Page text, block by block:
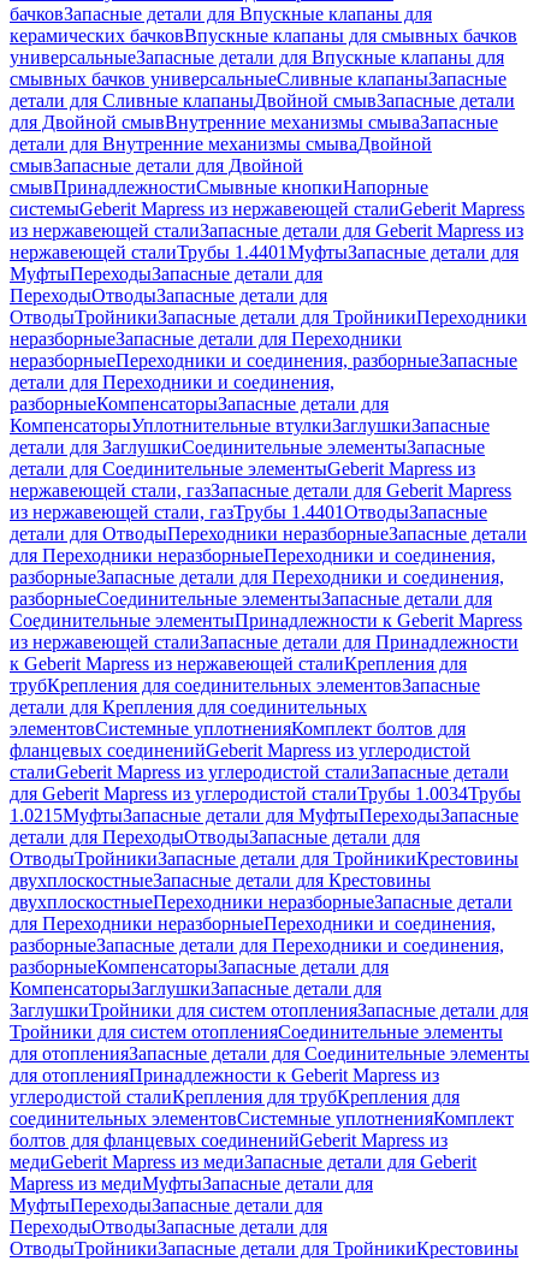
бачковЗапасные детали для Впускные клапаны для
керамических бачковВпускные клапаны для смывных бачков
универсальныеЗапасные детали для Впускные клапаны для
смывных бачков универсальныеСливные клапаныЗапасные
детали для Сливные клапаныДвойной смывЗапасные детали
для Двойной смывВнутренние механизмы смываЗапасные
детали для Внутренние механизмы смываДвойной
смывЗапасные детали для Двойной
смывПринадлежностиСмывные кнопкиНапорные
системыGeberit Mapress из нержавеющей сталиGeberit Mapress
из нержавеющей сталиЗапасные детали для Geberit Mapress из
нержавеющей сталиТрубы 1.4401МуфтыЗапасные детали для
МуфтыПереходыЗапасные детали для
ПереходыОтводыЗапасные детали для
ОтводыТройникиЗапасные детали для ТройникиПереходники
неразборныеЗапасные детали для Переходники
неразборныеПереходники и соединения, разборныеЗапасные
детали для Переходники и соединения,
разборныеКомпенсаторыЗапасные детали для
КомпенсаторыУплотнительные втулкиЗаглушкиЗапасные
детали для ЗаглушкиСоединительные элементыЗапасные
детали для Соединительные элементыGeberit Mapress из
нержавеющей стали, газЗапасные детали для Geberit Mapress
из нержавеющей стали, газТрубы 1.4401ОтводыЗапасные
детали для ОтводыПереходники неразборныеЗапасные детали
для Переходники неразборныеПереходники и соединения,
разборныеЗапасные детали для Переходники и соединения,
разборныеСоединительные элементыЗапасные детали для
Соединительные элементыПринадлежности к Geberit Mapress
из нержавеющей сталиЗапасные детали для Принадлежности
к Geberit Mapress из нержавеющей сталиКрепления для
трубКрепления для соединительных элементовЗапасные
детали для Крепления для соединительных
элементовСистемные уплотненияКомплект болтов для
фланцевых соединенийGeberit Mapress из углеродистой
сталиGeberit Mapress из углеродистой сталиЗапасные детали
для Geberit Mapress из углеродистой сталиТрубы 1.0034Трубы
1.0215МуфтыЗапасные детали для МуфтыПереходыЗапасные
детали для ПереходыОтводыЗапасные детали для
ОтводыТройникиЗапасные детали для ТройникиКрестовины
двухплоскостныеЗапасные детали для Крестовины
двухплоскостныеПереходники неразборныеЗапасные детали
для Переходники неразборныеПереходники и соединения,
разборныеЗапасные детали для Переходники и соединения,
разборныеКомпенсаторыЗапасные детали для
КомпенсаторыЗаглушкиЗапасные детали для
ЗаглушкиТройники для систем отопленияЗапасные детали для
Тройники для систем отопленияСоединительные элементы
для отопленияЗапасные детали для Соединительные элементы
для отопленияПринадлежности к Geberit Mapress из
углеродистой сталиКрепления для трубКрепления для
соединительных элементовСистемные уплотненияКомплект
болтов для фланцевых соединенийGeberit Mapress из
медиGeberit Mapress из медиЗапасные детали для Geberit
Mapress из медиМуфтыЗапасные детали для
МуфтыПереходыЗапасные детали для
ПереходыОтводыЗапасные детали для
ОтводыТройникиЗапасные детали для ТройникиКрестовины